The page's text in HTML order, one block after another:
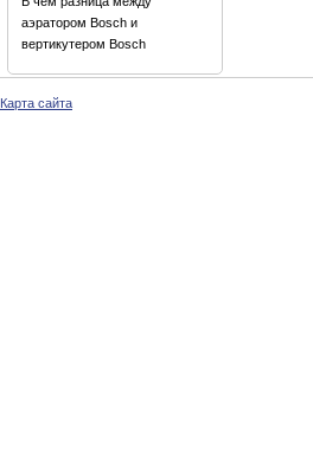
аэратором Bosch и
вертикутером Bosch
Карта сайта